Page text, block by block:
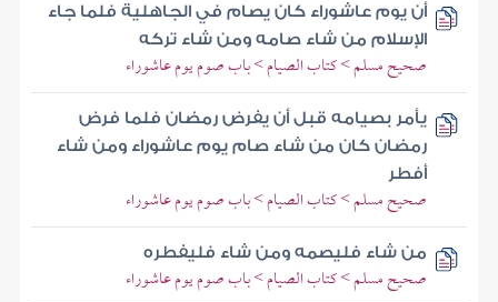
أن يوم عاشوراء كان يصام في الجاهلية فلما جاء
الإسلام من شاء صامه ومن شاء تركه
صحيح مسلم > كتاب الصيام > باب صوم يوم عاشوراء
يأمر بصيامه قبل أن يفرض رمضان فلما فرض
رمضان كان من شاء صام يوم عاشوراء ومن شاء
أفطر
صحيح مسلم > كتاب الصيام > باب صوم يوم عاشوراء
من شاء فليصمه ومن شاء فليفطره
صحيح مسلم > كتاب الصيام > باب صوم يوم عاشوراء